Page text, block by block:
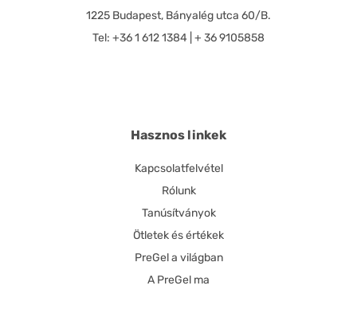
1225 Budapest, Bányalég utca 60/B.
Tel: +36 1 612 1384 | + 36 9105858
Hasznos linkek
Kapcsolatfelvétel
Rólunk
Tanúsítványok
Ötletek és értékek
PreGel a világban
A PreGel ma